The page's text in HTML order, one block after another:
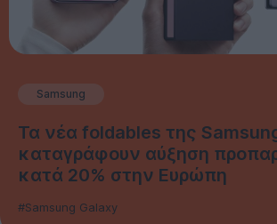
Samsung
Τα νέα foldables της
καταγράφουν αύξηση
κατά 20% στην Ευρώπη
#Samsung Galaxy